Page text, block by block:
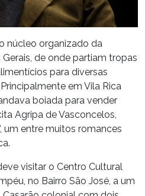
núcleo organizado da
de onde partiam tropas
para diversas
em Vila Rica
boiada para vender
Agripa de Vasconcelos,
um entre muitos romances
visitar o Centro Cultural
no Bairro São José, a um